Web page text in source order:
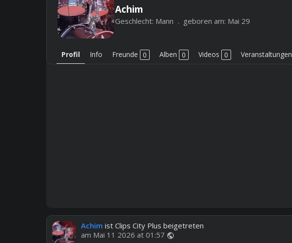
Achim
Geschlecht: Mann geboren am: Mai 29
Profil Info Freunde 0 Alben 0 Videos 0 Veranstaltungen
Achim ist Clips City Plus beigetreten
am Mai 11 2026 at 01:57 public